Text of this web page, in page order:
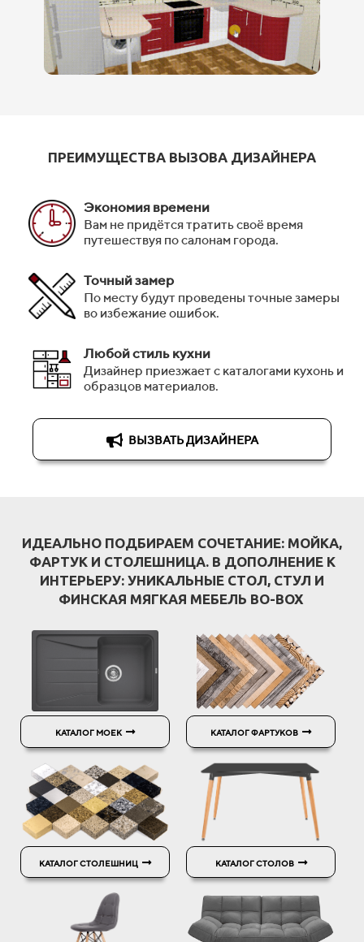
ПРЕИМУЩЕСТВА ВЫЗОВА ДИЗАЙНЕРА
Экономия времени
Вам не придётся тратить своё время
путешествуя по салонам города.
Точный замер
По месту будут проведены точные замеры
во избежание ошибок.
Любой стиль кухни
Дизайнер приезжает с каталогами кухонь и
образцов материалов.
ВЫЗВАТЬ ДИЗАЙНЕРА
ИДЕАЛЬНО ПОДБИРАЕМ СОЧЕТАНИЕ: МОЙКА,
ФАРТУК И СТОЛЕШНИЦА. В ДОПОЛНЕНИЕ К
ИНТЕРЬЕРУ: УНИКАЛЬНЫЕ СТОЛ, СТУЛ И
ФИНСКАЯ МЯГКАЯ МЕБЕЛЬ BO-BOX
КАТАЛОГ МОЕК КАТАЛОГ ФАРТУКОВ
КАТАЛОГ СТОЛЕШНИЦ КАТАЛОГ СТОЛОВ